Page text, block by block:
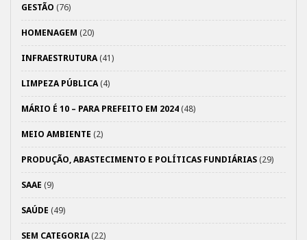
GESTÃO (76)
HOMENAGEM (20)
INFRAESTRUTURA(41)
LIMPEZA PÚBLICA(4)
MÁRIO É 10 – PARA PREFEITO EM 2024 (48)
MEIO AMBIENTE (2)
PRODUÇÃO, ABASTECIMENTO E POLÍTICAS FUNDIÁRIAS (29)
SAAE (9)
SAÚDE (49)
SEM CATEGORIA(22)